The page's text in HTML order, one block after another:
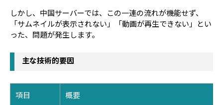
しかし、中国サーバーでは、この一連の流れが機能せず、
「サムネイルが表示されない」「動画が再生できない」とい
った、問題が発生します。
主な技術的要因
項目 概要